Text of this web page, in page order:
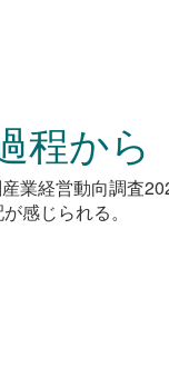
程から
業経営動向調査
感じられる。